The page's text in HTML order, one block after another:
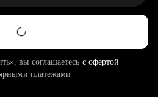
вы соглашаетесь с офертой
платежами